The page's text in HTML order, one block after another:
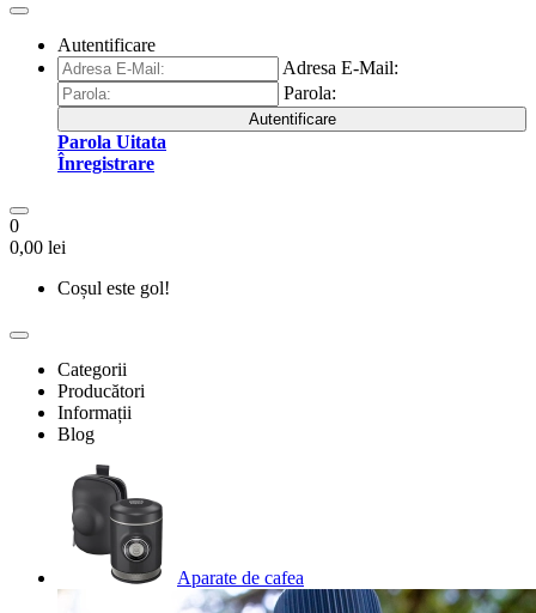
Autentificare
Adresa E-Mail:
Parola:
Autentificare
Parola Uitata
Înregistrare
0
0,00 lei
Coșul este gol!
Categorii
Producători
Informații
Blog
Aparate de cafea